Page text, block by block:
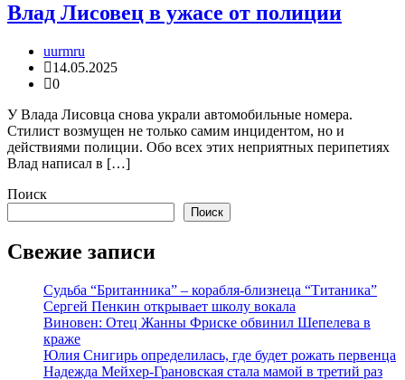
Влад Лисовец в ужасе от полиции
uurmru
14.05.2025
0
У Влада Лисовца снова украли автомобильные номера.
Стилист возмущен не только самим инцидентом, но и
действиями полиции. Обо всех этих неприятных перипетиях
Влад написал в […]
Поиск
Поиск
Свежие записи
Судьба “Британника” – корабля-близнеца “Титаника”
Сергей Пенкин открывает школу вокала
Виновен: Отец Жанны Фриске обвинил Шепелева в
краже
Юлия Снигирь определилась, где будет рожать первенца
Надежда Мейхер-Грановская стала мамой в третий раз